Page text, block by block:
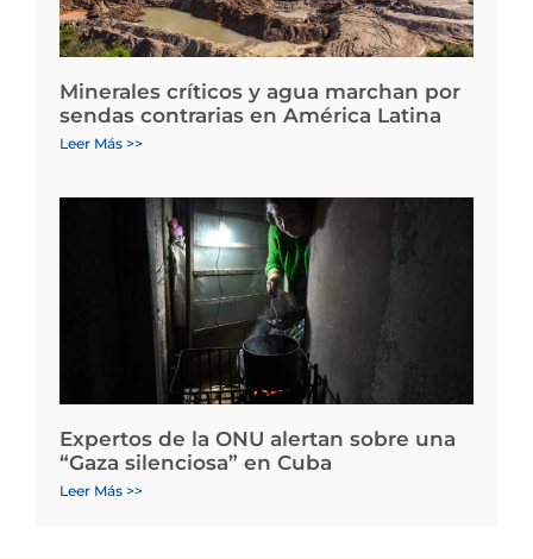
Minerales críticos y agua marchan por
sendas contrarias en América Latina
Leer Más >>
Expertos de la ONU alertan sobre una
“Gaza silenciosa” en Cuba
Leer Más >>